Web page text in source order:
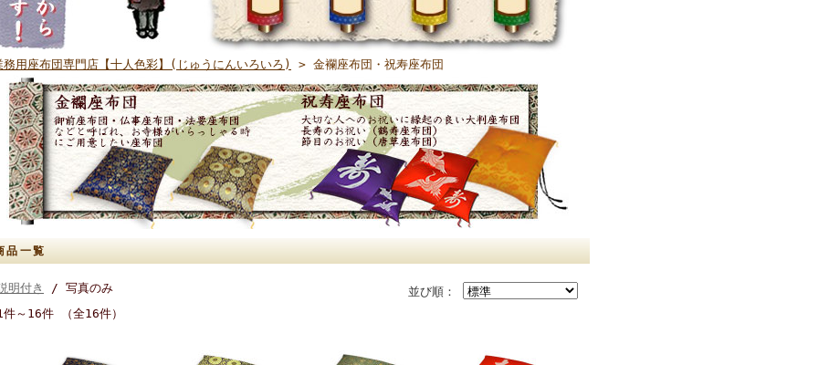
務用座布団専門店【十人色彩】(じゅうにんいろいろ) > 金襴座布団・祝寿座布団
品一覧
並び順：
明付き
/ 写真のみ
件～16件 （全16件）